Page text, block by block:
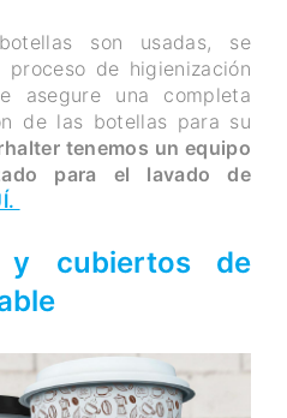
son usadas, se
de higienización
asegure una completa
de las botellas para su
tenemos un equipo
para el lavado de
y cubiertos de